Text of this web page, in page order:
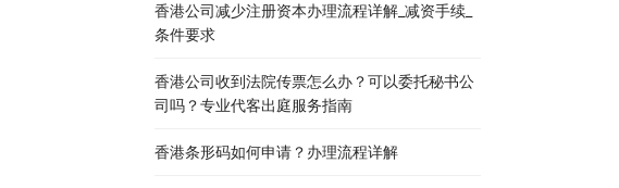
香港公司减少注册资本办理流程详解_减资手续_
条件要求
香港公司收到法院传票怎么办？可以委托秘书公
司吗？专业代客出庭服务指南
香港条形码如何申请？办理流程详解